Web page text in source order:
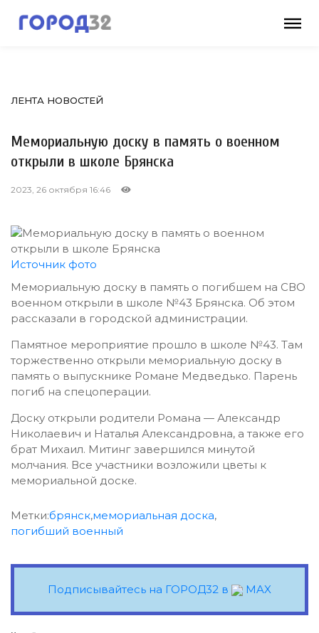
ЛЕНТА НОВОСТЕЙ
Мемориальную доску в память о военном
открыли в школе Брянска
2023, 26 октября 16:46
Источник фото
Мемориальную доску в память о погибшем на СВО
военном открыли в школе №43 Брянска. Об этом
рассказали в городской администрации.
Памятное мероприятие прошло в школе №43. Там
торжественно открыли мемориальную доску в
память о выпускнике Романе Медведько. Парень
погиб на спецоперации.
Доску открыли родители Романа — Александр
Николаевич и Наталья Александровна, а также его
брат Михаил. Митинг завершился минутой
молчания. Все участники возложили цветы к
мемориальной доске.
Метки:брянск,мемориальная доска,
погибший военный
Подписывайтесь на ГОРОД32 в MAX